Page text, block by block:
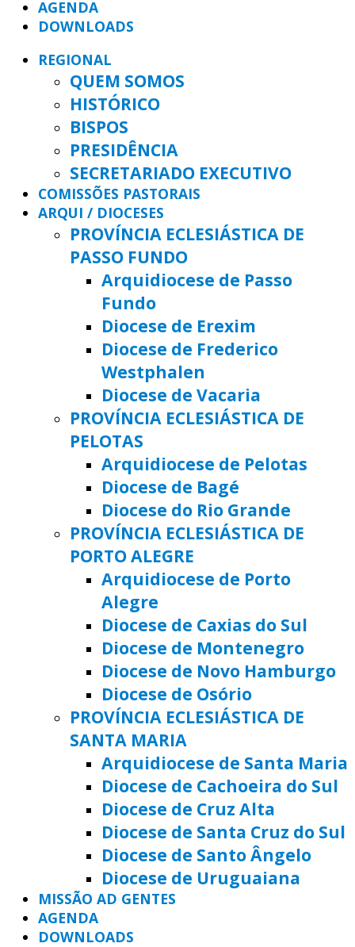
AGENDA
DOWNLOADS
REGIONAL
QUEM SOMOS
HISTÓRICO
BISPOS
PRESIDÊNCIA
SECRETARIADO EXECUTIVO
COMISSÕES PASTORAIS
ARQUI / DIOCESES
PROVÍNCIA ECLESIÁSTICA DE
PASSO FUNDO
Arquidiocese de Passo
Fundo
Diocese de Erexim
Diocese de Frederico
Westphalen
Diocese de Vacaria
PROVÍNCIA ECLESIÁSTICA DE
PELOTAS
Arquidiocese de Pelotas
Diocese de Bagé
Diocese do Rio Grande
PROVÍNCIA ECLESIÁSTICA DE
PORTO ALEGRE
Arquidiocese de Porto
Alegre
Diocese de Caxias do Sul
Diocese de Montenegro
Diocese de Novo Hamburgo
Diocese de Osório
PROVÍNCIA ECLESIÁSTICA DE
SANTA MARIA
Arquidiocese de Santa Maria
Diocese de Cachoeira do Sul
Diocese de Cruz Alta
Diocese de Santa Cruz do Sul
Diocese de Santo Ângelo
Diocese de Uruguaiana
MISSÃO AD GENTES
AGENDA
DOWNLOADS